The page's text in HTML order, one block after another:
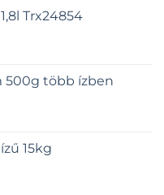
Trx24854
500g több ízben
15kg